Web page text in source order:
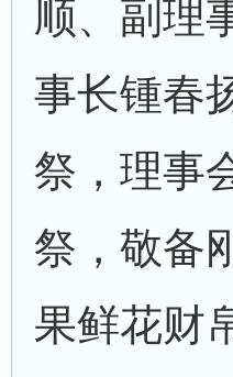
顺、副理
事长锺春
祭，理事
祭，敬备
果鲜花财